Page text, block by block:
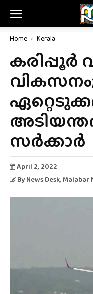
Home Kerala
കരിപ്പൂർ
സർക്കാർ
April 2, 2022
By News Desk, Malabar